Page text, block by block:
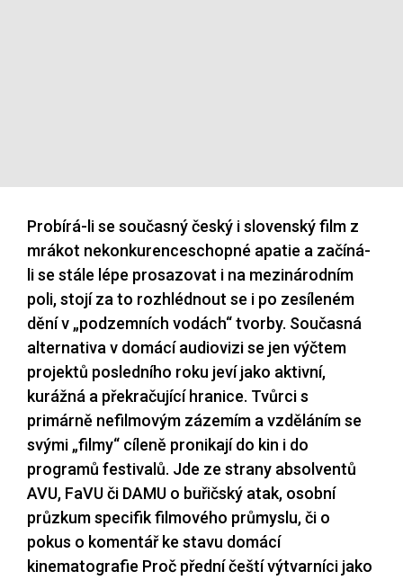
Probírá-li se současný český i slovenský film z
mrákot nekonkurenceschopné apatie a začíná-
li se stále lépe prosazovat i na mezinárodním
poli, stojí za to rozhlédnout se i po zesíleném
dění v „podzemních vodách“ tvorby. Současná
alternativa v domácí audiovizi se jen výčtem
projektů posledního roku jeví jako aktivní,
kurážná a překračující hranice. Tvůrci s
primárně nefilmovým zázemím a vzděláním se
svými „filmy“ cíleně pronikají do kin i do
programů festivalů. Jde ze strany absolventů
AVU, FaVU či DAMU o buřičský atak, osobní
průzkum specifik filmového průmyslu, či o
pokus o komentář ke stavu domácí
kinematografie Proč přední čeští výtvarníci jako